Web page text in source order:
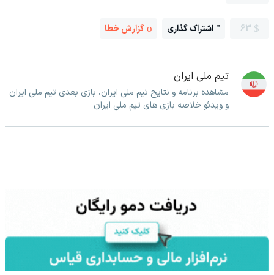
63 اشتراک گذاری گزارش خطا
تیم ملی ایران
مشاهده برنامه و نتایج تیم ملی ایران، بازی بعدی تیم ملی ایران
و ویدئو خلاصه بازی های تیم ملی ایران